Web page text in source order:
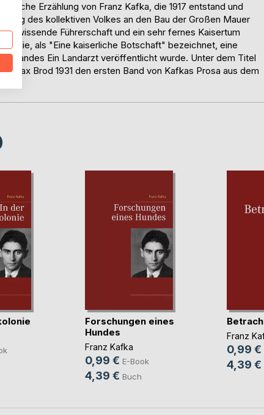
Erzählung von Franz Kafka, die 1917 entstand und
des kollektiven Volkes an den Bau der Großen Mauer
Führerschaft und ein sehr fernes Kaisertum
die, als "Eine kaiserliche Botschaft" bezeichnet, eine
Bandes Ein Landarzt veröffentlicht wurde. Unter dem Titel
Max Brod 1931 den ersten Band von Kafkas Prosa aus dem
Forschungen eines
Hundes
Franz Kafka
0,99 € E-Book
4,39 € Buch
Franz
0,99 €
4,39 €